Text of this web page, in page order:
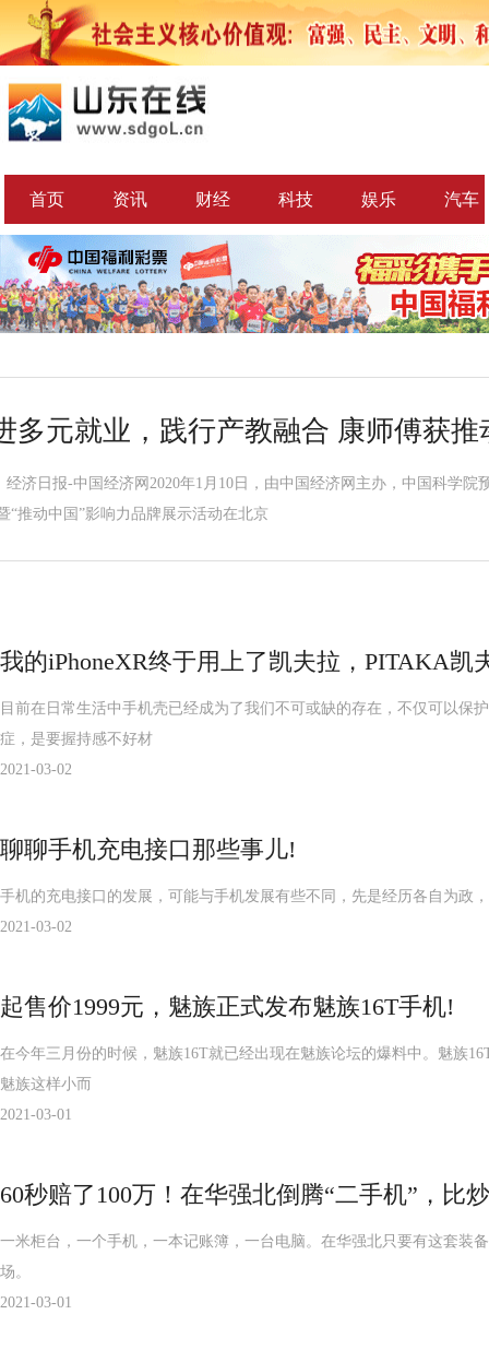
首页 资讯 财经 科技 娱乐 汽车
多元就业，践行产教融合 康师傅获推
经济日报-中国经济网2020年1月10日，由中国经济网主办，中国科学
“推动中国”影响力品牌展示活动在北京
我的iPhoneXR终于用上了凯夫拉，PITAKA凯
目前在日常生活中手机壳已经成为了我们不可或缺的存在，不仅可以
症，是要握持感不好材
2021-03-02
聊聊手机充电接口那些事儿!
手机的充电接口的发展，可能与手机发展有些不同，先是经历各自为政
2021-03-02
起售价1999元，魅族正式发布魅族16T手机!
在今年三月份的时候，魅族16T就已经出现在魅族论坛的爆料中。魅族
魅族这样小而
2021-03-01
60秒赔了100万！在华强北倒腾“二手机”，比
一米柜台，一个手机，一本记账簿，一台电脑。在华强北只要有这套
场。
2021-03-01